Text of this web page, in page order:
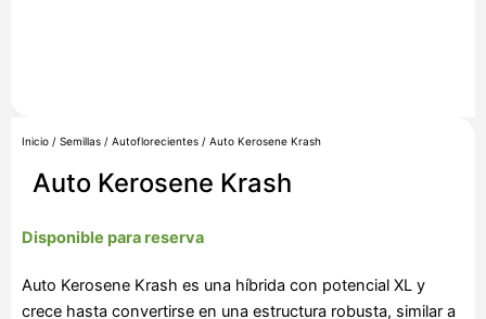
Inicio / Semillas / Autoflorecientes / Auto Kerosene Krash
Auto Kerosene Krash
Disponible para reserva
Auto Kerosene Krash es una híbrida con potencial XL y
crece hasta convertirse en una estructura robusta, similar a